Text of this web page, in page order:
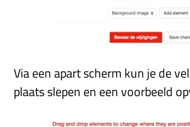
Via een apart scherm kun je de
plaats slepen en een voorbeeld